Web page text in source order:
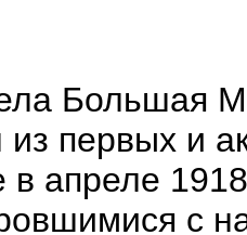
Большая
первых и
апреле
с